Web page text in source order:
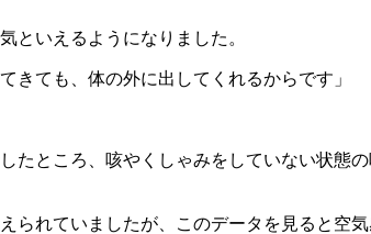
といえるようになりました。
きても、体の外に出してくれるからです」
たところ、咳やくしゃみをしていない状態
られていましたが、このデータを見ると空